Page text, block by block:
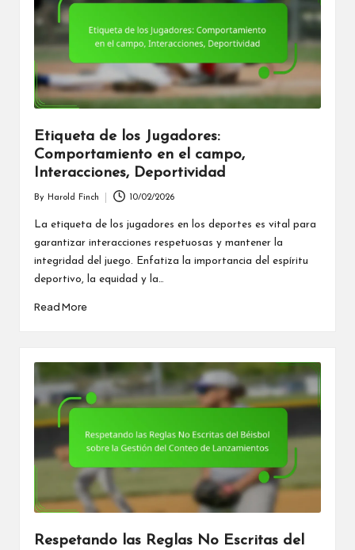
Etiqueta de los Jugadores:
Comportamiento en el campo,
Interacciones, Deportividad
by
By Harold Finch 10/02/2026
La etiqueta de los jugadores en los deportes es vital para
garantizar interacciones respetuosas y mantener la
integridad del juego. Enfatiza la importancia del espíritu
deportivo, la equidad y la…
Read More
Respetando las Reglas No Escritas del